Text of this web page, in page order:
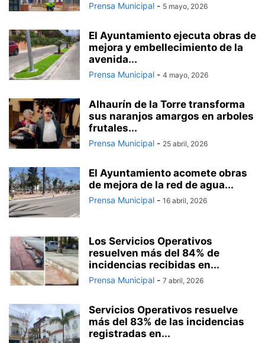
Prensa Municipal - 5 mayo, 2026
El Ayuntamiento ejecuta obras de
mejora y embellecimiento de la
avenida...
Prensa Municipal - 4 mayo, 2026
Alhaurín de la Torre transforma
sus naranjos amargos en arboles
frutales...
Prensa Municipal - 25 abril, 2026
El Ayuntamiento acomete obras
de mejora de la red de agua...
Prensa Municipal - 16 abril, 2026
Los Servicios Operativos
resuelven más del 84% de
incidencias recibidas en...
Prensa Municipal - 7 abril, 2026
Servicios Operativos resuelve
más del 83% de las incidencias
registradas en...